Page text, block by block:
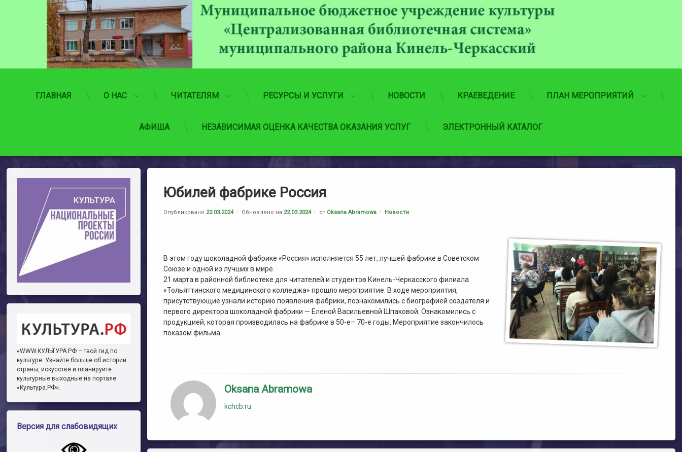
содержимому
ГЛАВНАЯ О НАС ЧИТАТЕЛЯМ РЕСУРСЫ И УСЛУГИ НОВОСТИ КРАЕВЕДЕНИЕ ПЛАН МЕРОПРИЯТИЙ
АФИША НЕЗАВИСИМАЯ ОЦЕНКА КАЧЕСТВА ОКАЗАНИЯ УСЛУГ ЭЛЕКТРОННЫЙ КАТАЛОГ
Юбилей фабрике Россия
Опубликовано 22.03.2024 Обновлено на 22.03.2024 от Oksana Abramowa Рубрики:
Новости
В этом году шоколадной фабрике «Россия» исполняется 55 лет, лучшей фабрике в Советском
Союзе и одной из лучших в мире.
21 марта в районной библиотеке для читателей и студентов Кинель-Черкасского филиала
«Тольяттинского медицинского колледжа» прошло мероприятие. В ходе мероприятия,
присутствующие узнали историю появления фабрики, познакомились с биографией создателя и
первого директора шоколадной фабрики — Еленой Васильевной Шпаковой. Ознакомились с
продукцией, которая производилась на фабрике в 50-е– 70-е годы. Мероприятие закончилось
показом фильма.
Oksana Abramowa
kchcb.ru
«WWW.КУЛЬТУРА.РФ – твой гид по
культуре. Узнайте больше об истории
страны, искусстве и планируйте
культурные выходные на портале
«Культура.РФ».
Версия для слабовидящих